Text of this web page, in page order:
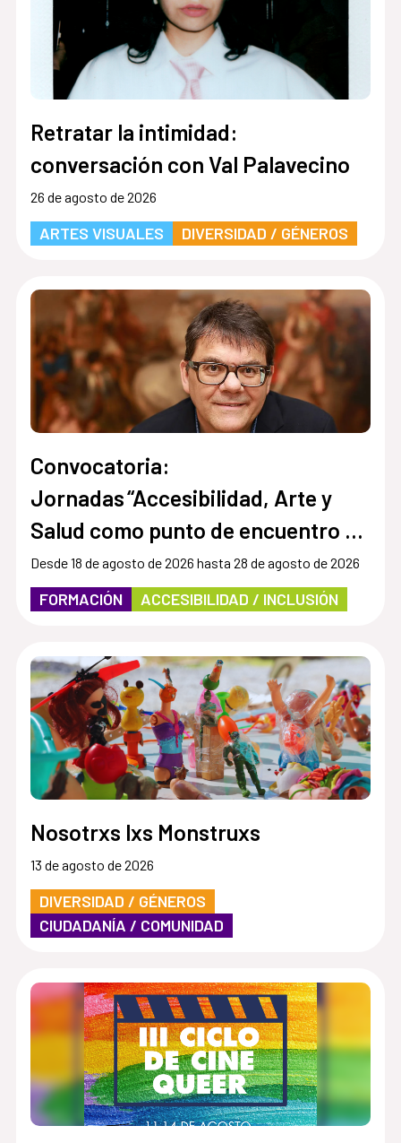
Retratar la intimidad:
conversación con Val Palavecino
26 de agosto de 2026
ARTES VISUALES DIVERSIDAD / GÉNEROS
Convocatoria:
Jornadas “Accesibilidad, Arte y
Salud como punto de encuentro y
cultura inclusiva en museos,
instituciones y centros culturales”
Desde 18 de agosto de 2026 hasta 28 de agosto de 2026
FORMACIÓN ACCESIBILIDAD / INCLUSIÓN
Nosotrxs lxs Monstruxs
13 de agosto de 2026
DIVERSIDAD / GÉNEROS
CIUDADANÍA / COMUNIDAD